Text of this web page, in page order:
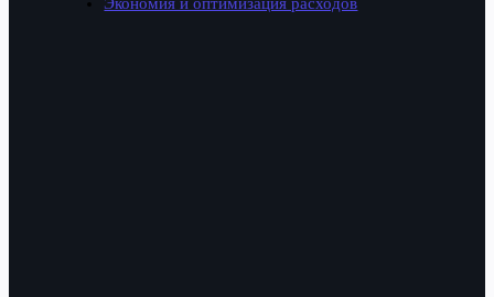
Экономия и оптимизация расходов